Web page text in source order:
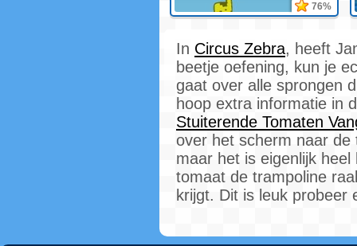
76%
In Circus Zebra, heeft
beetje oefening, kun je
gaat over alle sprongen
hoop extra informatie in
Stuiterende Tomaten
over het scherm naar
maar het is eigenlijk
tomaat de trampoline
krijgt. Dit is leuk probeer